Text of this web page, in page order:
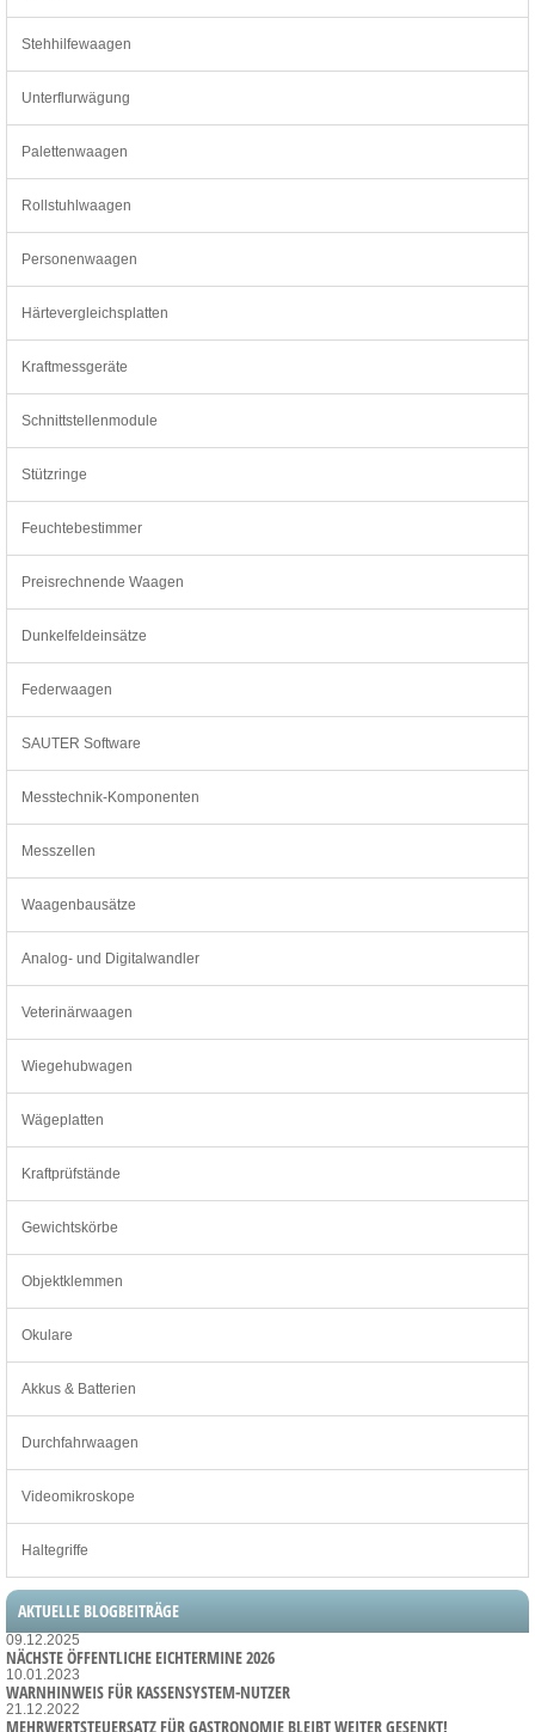
Stehhilfewaagen
Unterflurwägung
Palettenwaagen
Rollstuhlwaagen
Personenwaagen
Härtevergleichsplatten
Kraftmessgeräte
Schnittstellenmodule
Stützringe
Feuchtebestimmer
Preisrechnende Waagen
Dunkelfeldeinsätze
Federwaagen
SAUTER Software
Messtechnik-Komponenten
Messzellen
Waagenbausätze
Analog- und Digitalwandler
Veterinärwaagen
Wiegehubwagen
Wägeplatten
Kraftprüfstände
Gewichtskörbe
Objektklemmen
Okulare
Akkus & Batterien
Durchfahrwaagen
Videomikroskope
Haltegriffe
AKTUELLE BLOGBEITRÄGE
09.12.2025
NÄCHSTE ÖFFENTLICHE EICHTERMINE 2026
10.01.2023
WARNHINWEIS FÜR KASSENSYSTEM-NUTZER
21.12.2022
MEHRWERTSTEUERSATZ FÜR GASTRONOMIE BLEIBT WEITER GESENKT!